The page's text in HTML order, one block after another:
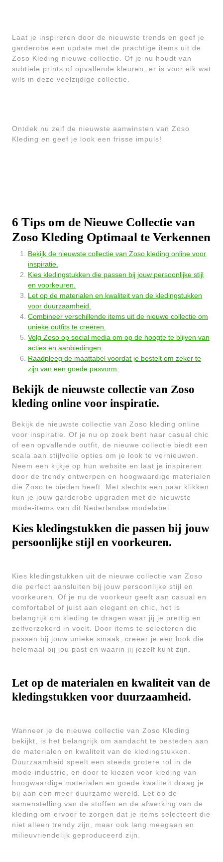
Laat je inspireren door de nieuwste trends en geef je
garderobe een update met de prachtige items uit de
Zoso Kleding nieuwe collectie. Of je nu houdt van
subtiele prints of opvallende kleuren, er is voor elk wat
wils in deze veelzijdige collectie.
Ontdek nu zelf de nieuwste aanwinsten van Zoso
Kleding en geef je look een frisse impuls!
6 Tips om de Nieuwe Collectie van
Zoso Kleding Optimaal te Verkennen
Bekijk de nieuwste collectie van Zoso kleding online voor
inspiratie.
Kies kledingstukken die passen bij jouw persoonlijke stijl
en voorkeuren.
Let op de materialen en kwaliteit van de kledingstukken
voor duurzaamheid.
Combineer verschillende items uit de nieuwe collectie om
unieke outfits te creëren.
Volg Zoso op social media om op de hoogte te blijven van
acties en aanbiedingen.
Raadpleeg de maattabel voordat je bestelt om zeker te
zijn van een goede pasvorm.
Bekijk de nieuwste collectie van Zoso
kleding online voor inspiratie.
Bekijk de nieuwste collectie van Zoso kleding online
voor inspiratie. Of je nu op zoek bent naar casual chic
of een opvallende outfit, de nieuwe collectie biedt een
scala aan stijlvolle opties om je look te vernieuwen.
Neem een ​​kijkje op hun website en laat je inspireren
door de trendy ontwerpen en hoogwaardige materialen
die Zoso te bieden heeft. Met slechts een paar klikken
kun je jouw garderobe upgraden met de nieuwste
mode-items van dit Nederlandse modelabel.
Kies kledingstukken die passen bij jouw
persoonlijke stijl en voorkeuren.
Kies kledingstukken uit de nieuwe collectie van Zoso
die perfect aansluiten bij jouw persoonlijke stijl en
voorkeuren. Of je nu de voorkeur geeft aan casual en
comfortabel of juist aan elegant en chic, het is
belangrijk om kleding te dragen waar jij je prettig en
zelfverzekerd in voelt. Door items te selecteren die
passen bij jouw unieke smaak, creëer je een look die
helemaal bij jou past en waarin jij jezelf kunt zijn.
Let op de materialen en kwaliteit van de
kledingstukken voor duurzaamheid.
Wanneer je de nieuwe collectie van Zoso Kleding
bekijkt, is het belangrijk om aandacht te besteden aan
de materialen en kwaliteit van de kledingstukken.
Duurzaamheid speelt een steeds grotere rol in de
mode-industrie, en door te kiezen voor kleding van
hoogwaardige materialen en goede kwaliteit draag je
bij aan een meer duurzame wereld. Let op de
samenstelling van de stoffen en de afwerking van de
kleding om ervoor te zorgen dat je items selecteert die
niet alleen trendy zijn, maar ook lang meegaan en
milieuvriendelijk geproduceerd zijn.